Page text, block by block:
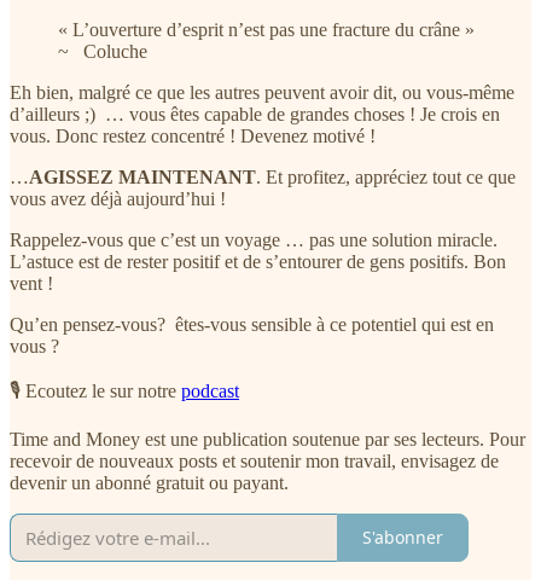
« L’ouverture d’esprit n’est pas une fracture du crâne »
~ Coluche
Eh bien, malgré ce que les autres peuvent avoir dit, ou vous-même
d’ailleurs ;) … vous êtes capable de grandes choses ! Je crois en
vous. Donc restez concentré ! Devenez motivé !
…AGISSEZ MAINTENANT. Et profitez, appréciez tout ce que
vous avez déjà aujourd’hui !
Rappelez-vous que c’est un voyage … pas une solution miracle.
L’astuce est de rester positif et de s’entourer de gens positifs. Bon
vent !
Qu’en pensez-vous? êtes-vous sensible à ce potentiel qui est en
vous ?
🎙️ Ecoutez le sur notre podcast
Time and Money est une publication soutenue par ses lecteurs. Pour
recevoir de nouveaux posts et soutenir mon travail, envisagez de
devenir un abonné gratuit ou payant.
S'abonner